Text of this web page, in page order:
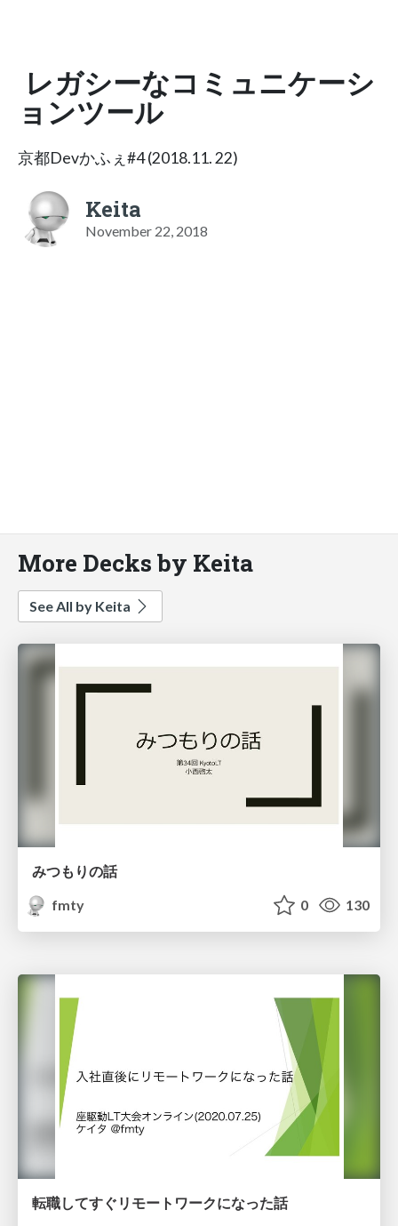
レガシーなコミュニケーシ
ョンツール
京都Devかふぇ#4 (2018.11. 22)
Keita
November 22, 2018
More Decks by Keita
See All by Keita
みつもりの話
fmty
0 130
転職してすぐリモートワークになった話